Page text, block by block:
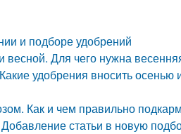
и подборе удобрений
весной. Для чего нужна
удобрения вносить осенью
Как и чем правильно
статьи в новую